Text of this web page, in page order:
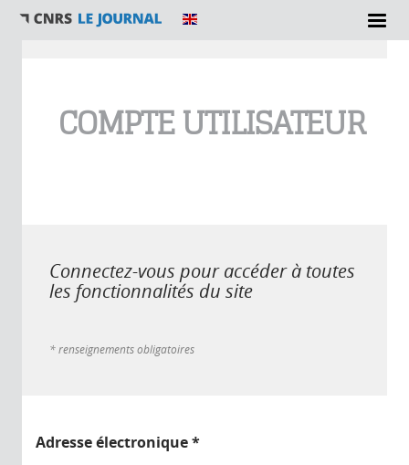
COMPTE UTILISATEUR
Connectez-vous pour accéder à toutes
les fonctionnalités du site
* renseignements obligatoires
Adresse électronique*